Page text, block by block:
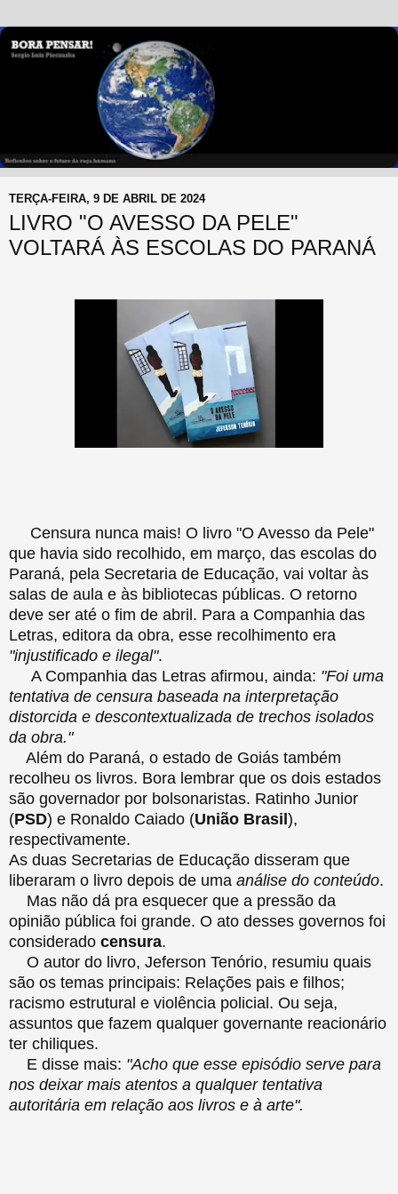
TERÇA-FEIRA, 9 DE ABRIL DE 2024
LIVRO "O AVESSO DA PELE"
VOLTARÁ ÀS ESCOLAS DO PARANÁ
Censura nunca mais! O livro "O Avesso da Pele"
que havia sido recolhido, em março, das escolas do
Paraná, pela Secretaria de Educação, vai voltar às
salas de aula e às bibliotecas públicas. O retorno
deve ser até o fim de abril. Para a Companhia das
Letras, editora da obra, esse recolhimento era
"injustificado e ilegal".
A Companhia das Letras afirmou, ainda: "Foi uma
tentativa de censura baseada na interpretação
distorcida e descontextualizada de trechos isolados
da obra."
Além do Paraná, o estado de Goiás também
recolheu os livros. Bora lembrar que os dois estados
são governador por bolsonaristas. Ratinho Junior
(PSD) e Ronaldo Caiado (União Brasil),
respectivamente.
As duas Secretarias de Educação disseram que
liberaram o livro depois de uma análise do conteúdo.
Mas não dá pra esquecer que a pressão da
opinião pública foi grande. O ato desses governos foi
considerado censura.
O autor do livro, Jeferson Tenório, resumiu quais
são os temas principais: Relações pais e filhos;
racismo estrutural e violência policial. Ou seja,
assuntos que fazem qualquer governante reacionário
ter chiliques.
E disse mais: "Acho que esse episódio serve para
nos deixar mais atentos a qualquer tentativa
autoritária em relação aos livros e à arte".